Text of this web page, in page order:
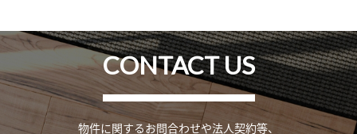
CONTACT US
物件に関するお問合わせや法人契約等、